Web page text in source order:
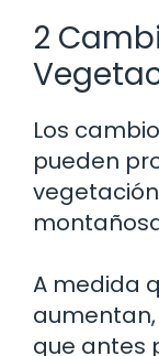
2
Los
pueden
A medida
que antes